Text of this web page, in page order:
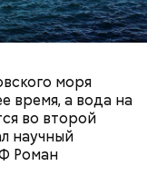
моря
время, а вода на
во второй
научный
Роман